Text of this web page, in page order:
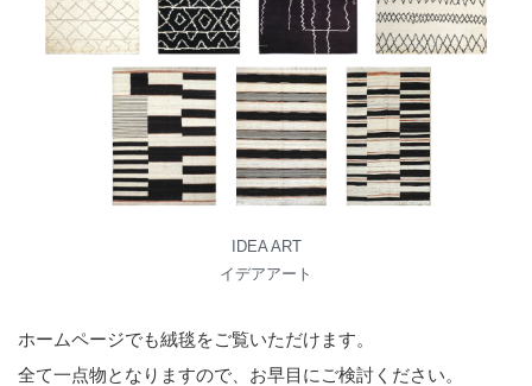
IDEA ART
イデアアート
ホームページでも絨毯をご覧いただけます。
全て一点物となりますので、お早目にご検討ください。